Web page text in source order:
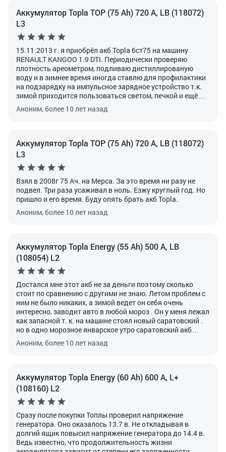
Аккумулятор Topla TOP (75 Ah) 720 А, LB (118072)
L3
15.11.2013 г. я приобрёл акб Topla 6ст75 на машину
RENAULT KANGOO 1.9 DTI. Периодически проверяю
плотность ареометром, подливаю дистиллированую
воду и в зимнее время иногда ставлю для профилактики
на подзарядку на импульсное зарядное устройство т.к.
зимой приходится пользоваться светом, печкой и ещё
частенько дворниками, а за расстояние в 21 км( от дома
до работы) не всегда восстанавливается полностью акб.
него пользовался разными аккумуляторами, но теперь
даже после того как умрёт нынешний буду брать только
такой же.
Аноним, более 10 лет назад
Аккумулятор Topla TOP (75 Ah) 720 А, LB (118072)
L3
Взял в 2008г 75 Ач. на Мерса. За это время ни разу не
подвел. Три раза усаживал в ноль. Езжу круглый год. Но
пришло и его время. Буду опять брать акб Topla.
Аноним, более 10 лет назад
Аккумулятор Topla Energy (55 Ah) 500 А, LB
(108054) L2
Достался мне этот акб не за деньги поэтому сколько
стоит по сравнению с другими не знаю. Летом проблем с
ним не было никаких, а зимой ведет он себя очень
интересно, заводит авто в любой мороз . Он у меня лежал
как запасной т. к. на машине стоял новый саратовский .
но в одно морозное январское утро саратовский акб
отказался заводить промерзший двигатель, света в
гараже нет, а домой нести акб заряжаться не очень
попробовать и к удивлению моему он нормально завел. С
того раза и уже больше 2-х лет он стоит на моей десятке и
нормально справляется со своими обязаностями. Если в
дальнейшем буду менять акб, то скорее всего возьму
именно его.
Аноним, более 10 лет назад
Аккумулятор Topla Energy (60 Ah) 600 А, L+
(108160) L2
Сразу после покупки Топлы проверил напряжение
генератора. Оно оказалось 13.7 в. Не откладывая в
долгий ящик повысил напряжение генератора до 14.4 в.
Ведь известно, что продолжительность жизни